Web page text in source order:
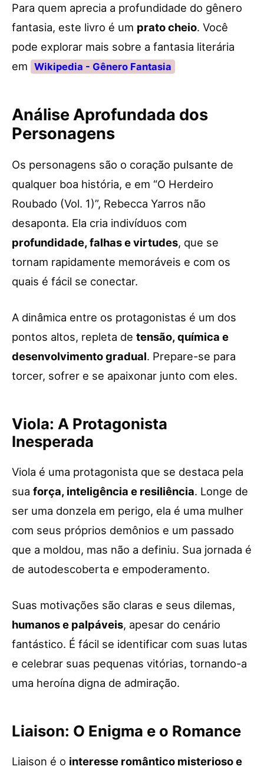
Para quem aprecia a profundidade do gênero
fantasia, este livro é um prato cheio. Você
pode explorar mais sobre a fantasia literária
em Wikipedia - Gênero Fantasia
Análise Aprofundada dos
Personagens
Os personagens são o coração pulsante de
qualquer boa história, e em “O Herdeiro
Roubado (Vol. 1)”, Rebecca Yarros não
desaponta. Ela cria indivíduos com
profundidade, falhas e virtudes, que se
tornam rapidamente memoráveis e com os
quais é fácil se conectar.
A dinâmica entre os protagonistas é um dos
pontos altos, repleta de tensão, química e
desenvolvimento gradual. Prepare-se para
torcer, sofrer e se apaixonar junto com eles.
Viola: A Protagonista
Inesperada
Viola é uma protagonista que se destaca pela
sua força, inteligência e resiliência. Longe de
ser uma donzela em perigo, ela é uma mulher
com seus próprios demônios e um passado
que a moldou, mas não a definiu. Sua jornada é
de autodescoberta e empoderamento.
Suas motivações são claras e seus dilemas,
humanos e palpáveis, apesar do cenário
fantástico. É fácil se identificar com suas lutas
e celebrar suas pequenas vitórias, tornando-a
uma heroína digna de admiração.
Liaison: O Enigma e o Romance
Liaison é o interesse romântico misterioso e